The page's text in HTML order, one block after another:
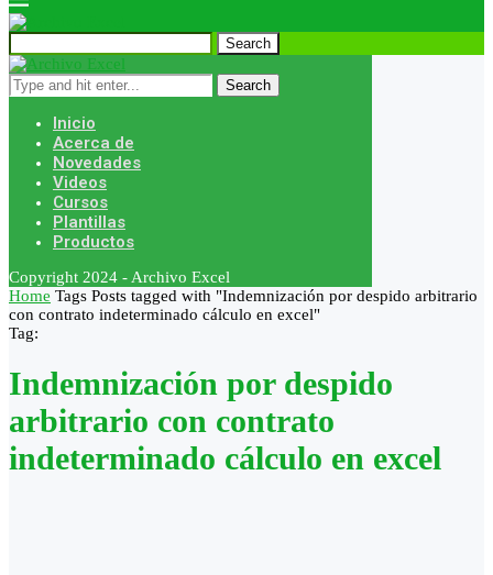
Search
Search
Inicio
Acerca de
Novedades
Videos
Cursos
Plantillas
Productos
Copyright 2024 - Archivo Excel
Home Tags Posts tagged with "Indemnización por despido arbitrario
con contrato indeterminado cálculo en excel"
Tag:
Indemnización por despido
arbitrario con contrato
indeterminado cálculo en excel